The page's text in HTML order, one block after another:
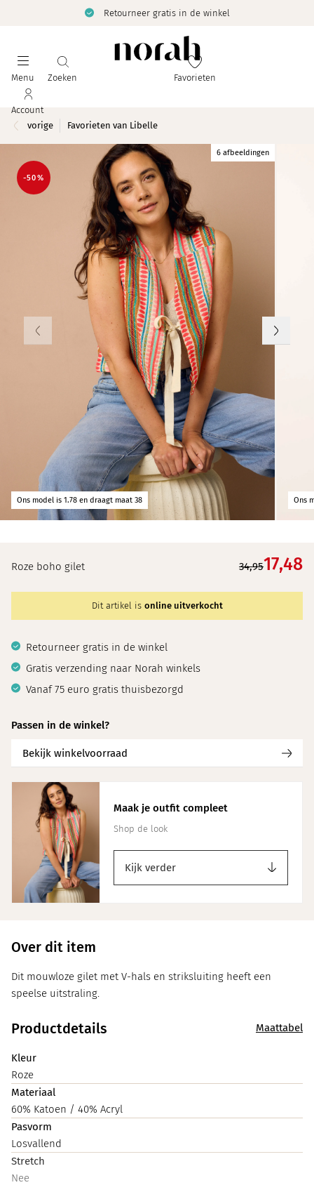
Retourneer gratis in de winkel
Menu Zoeken Favorieten
Account
vorige
Favorieten van Libelle
Ons model is 1.78 en draagt maat 38 Ons
6 afbeeldingen
-50%
Roze boho gilet 34,9517,48
Dit artikel is online uitverkocht
Retourneer gratis in de winkel
Gratis verzending naar Norah winkels
Vanaf 75 euro gratis thuisbezorgd
Passen in de winkel?
Bekijk winkelvoorraad
Maak je outfit compleet
Shop de look
Kijk verder
Over dit item
Dit mouwloze gilet met V-hals en striksluiting heeft een
speelse uitstraling.
Productdetails Maattabel
Kleur
Roze
Materiaal
60% Katoen / 40% Acryl
Pasvorm
Losvallend
Stretch
Nee